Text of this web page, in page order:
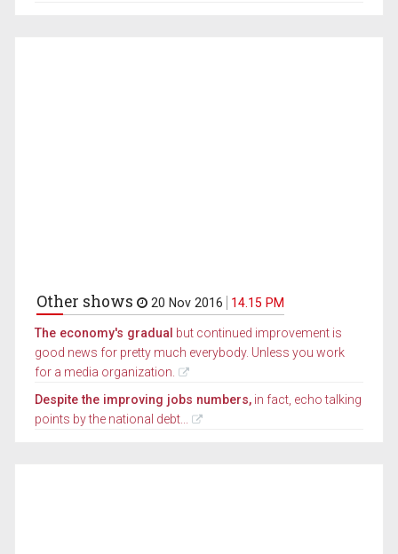
Other shows 20 Nov 2016 14.15 PM
The economy's gradual but continued improvement is
good news for pretty much everybody. Unless you work
for a media organization.
Despite the improving jobs numbers, in fact, echo talking
points by the national debt...